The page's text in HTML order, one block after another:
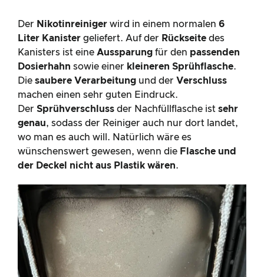
Der Nikotinreiniger wird in einem normalen 6
Liter Kanister geliefert. Auf der Rückseite des
Kanisters ist eine Aussparung für den passenden
Dosierhahn sowie einer kleineren Sprühflasche.
Die saubere Verarbeitung und der Verschluss
machen einen sehr guten Eindruck.
Der Sprühverschluss der Nachfüllflasche ist sehr
genau, sodass der Reiniger auch nur dort landet,
wo man es auch will. Natürlich wäre es
wünschenswert gewesen, wenn die Flasche und
der Deckel nicht aus Plastik wären.